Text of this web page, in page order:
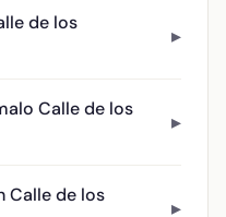
de los
Calle de los
Calle de los